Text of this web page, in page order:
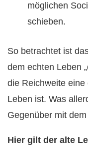
möglichen
schieben.
So betrachtet ist
dem echten Leben
die Reichweite
Leben ist. Was
Gegenüber mit
Hier gilt der alte